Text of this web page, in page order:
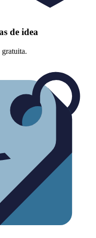
de idea
gratuita.